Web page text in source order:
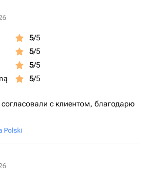
5/5
5/5
5/5
5/5
с клиентом, благодарю
Polski